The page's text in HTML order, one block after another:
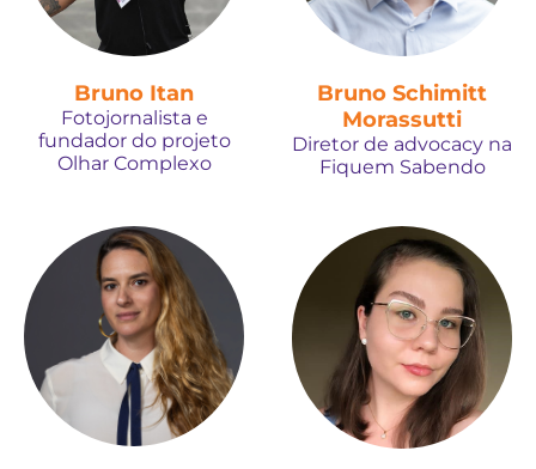
Bruno Itan
Fotojornalista e
fundador do projeto
Olhar Complexo
Bruno Schimitt
Morassutti
Diretor de advocacy na
Fiquem Sabendo